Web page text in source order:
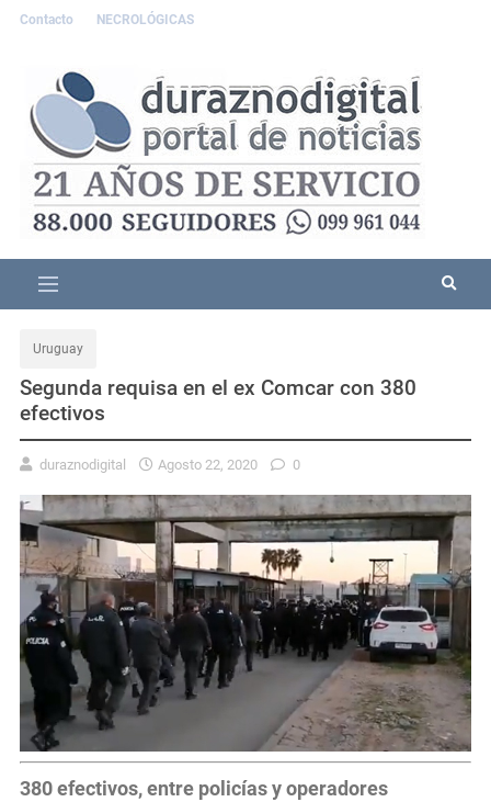
Contacto NECROLÓGICAS
Uruguay
Segunda requisa en el ex Comcar con 380
efectivos
duraznodigital Agosto 22, 2020 0
380 efectivos, entre policías y operadores